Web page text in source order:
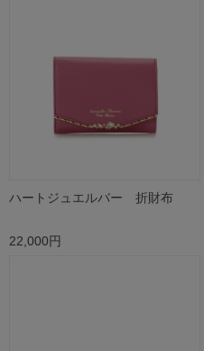
ハートジュエルバー 折財布
22,000円